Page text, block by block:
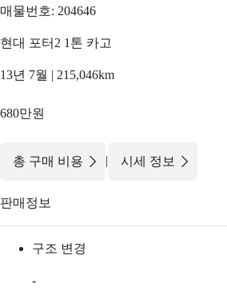
매물번호: 204646
현대 포터2 1톤 카고
13년 7월 | 215,046km
680만원
총 구매 비용 | 시세 정보
판매정보
구조 변경
-